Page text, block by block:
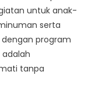
untuk anak-
serta
program
tanpa